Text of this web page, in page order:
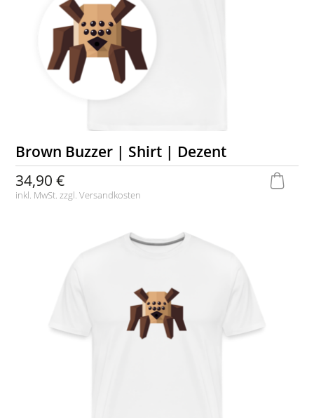
Brown Buzzer | Shirt | Dezent
34,90 €
inkl. MwSt. zzgl.Versandkosten